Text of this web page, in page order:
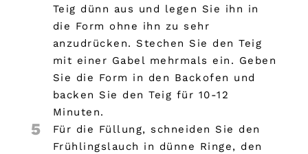
Teig dünn aus und legen Sie ihn in
die Form ohne ihn zu sehr
anzudrücken. Stechen Sie den Teig
mit einer Gabel mehrmals ein. Geben
Sie die Form in den Backofen und
backen Sie den Teig für 10-12
Minuten.
5
Für die Füllung, schneiden Sie den
Frühlingslauch in dünne Ringe, den